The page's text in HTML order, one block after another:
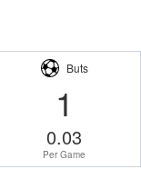
Buts
1
0.03
Per Game